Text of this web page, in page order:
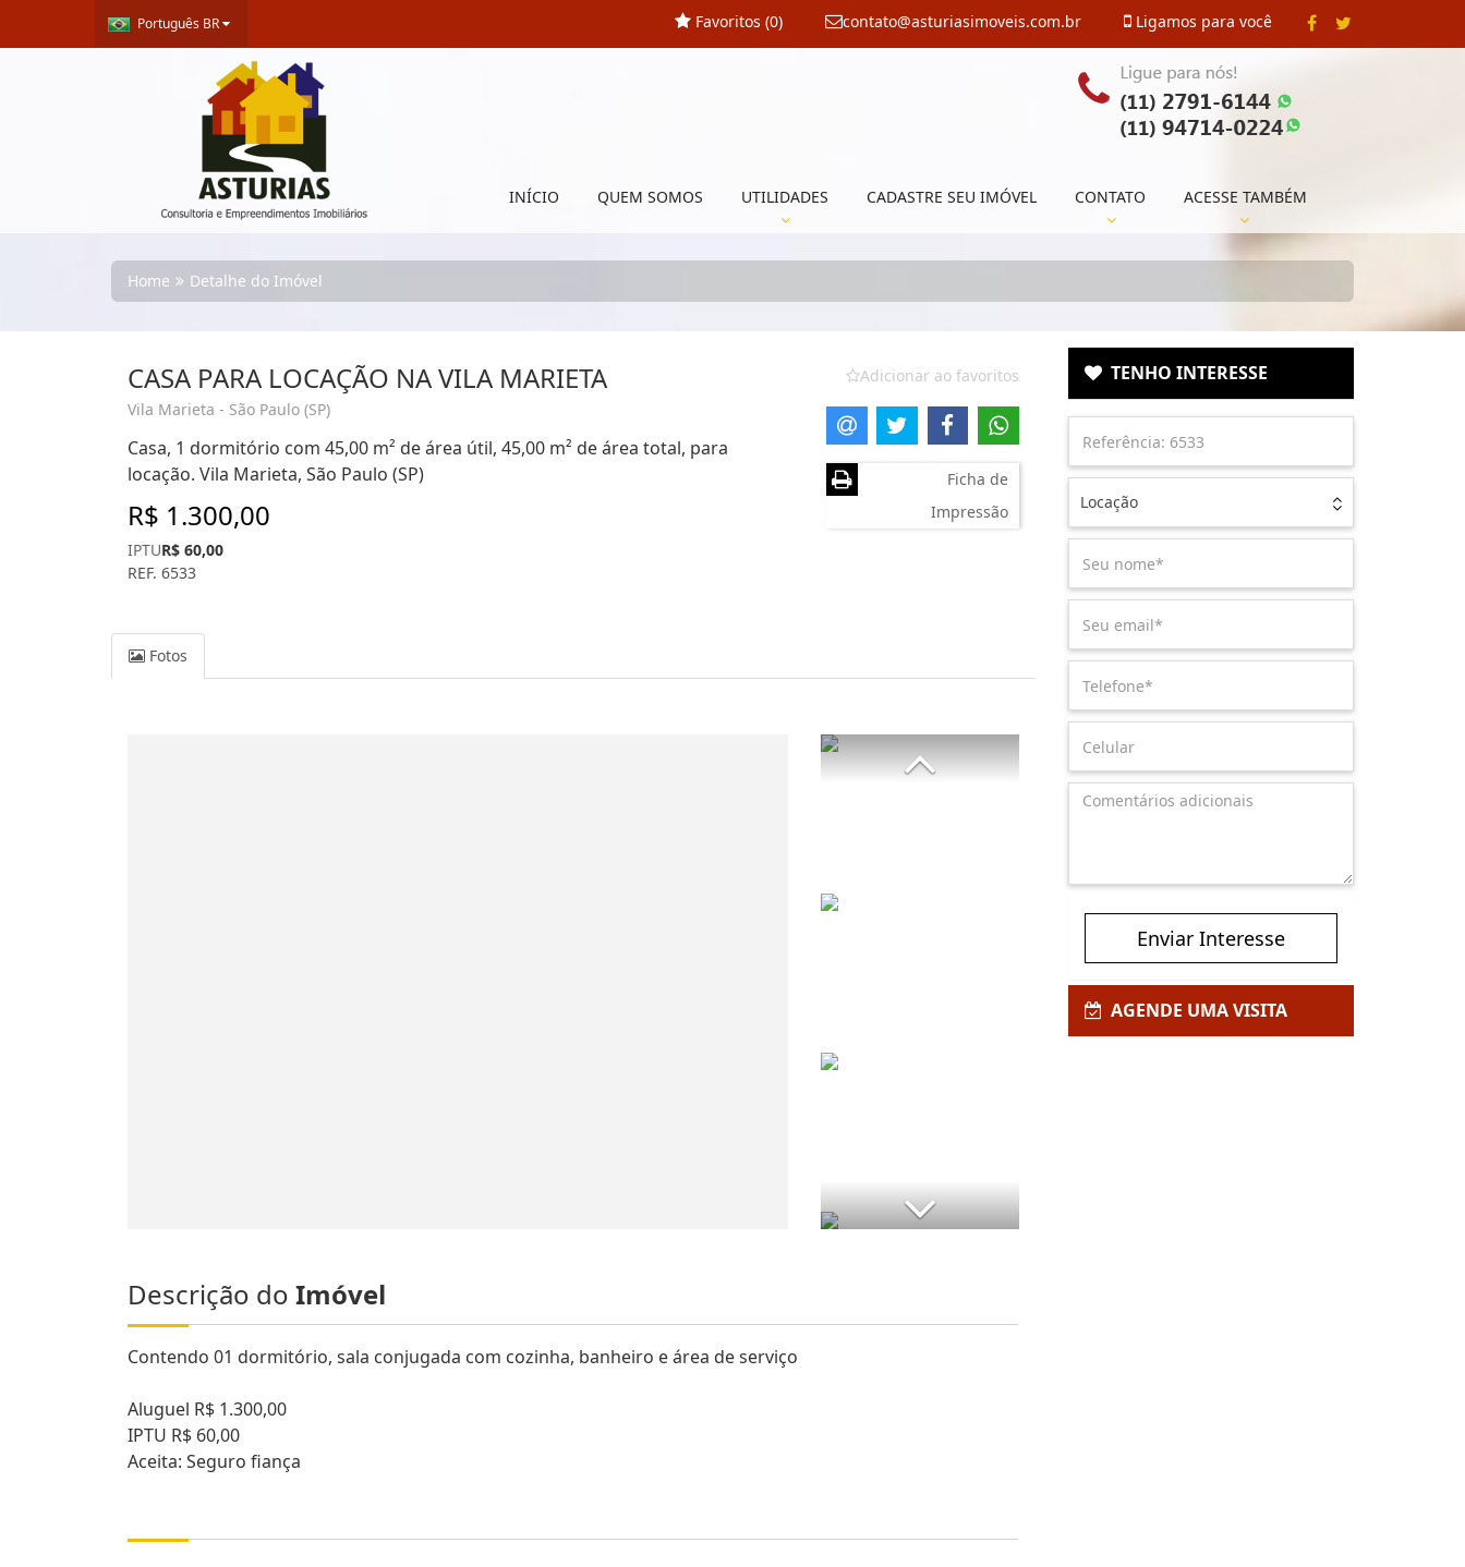
Português BR Ligamos para você
contato@asturiasimoveis.com.br
Favoritos (0)
INÍCIO QUEM SOMOS UTILIDADES CADASTRE SEU IMÓVEL CONTATO ACESSE TAMBÉM
Home Detalhe do Imóvel
CASA PARA LOCAÇÃO NA VILA MARIETA
Vila Marieta - São Paulo (SP)
Casa, 1 dormitório com 45,00 m² de área útil, 45,00 m² de área total, para
locação. Vila Marieta, São Paulo (SP)
R$ 1.300,00
IPTUR$ 60,00
REF. 6533
Adicionar ao favoritos
Ficha de
Impressão
Fotos
Descrição do Imóvel
Contendo 01 dormitório, sala conjugada com cozinha, banheiro e área de serviço
Aluguel R$ 1.300,00
IPTU R$ 60,00
Aceita: Seguro fiança
TENHO INTERESSE
Locação
Enviar Interesse
AGENDE UMA VISITA